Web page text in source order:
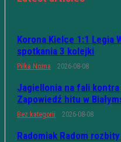
Korona Kielce 1:1 Legia
spotkania 3 kolejki
Piłka Nożna 2026-08-08
Jagiellonia na fali kontra
Zapowiedź hitu w
Bez kategorii 2026-08-08
Radomiak Radom